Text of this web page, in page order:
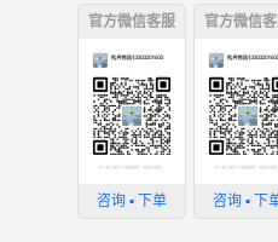
官方微信客服
咨询 ▪ 下单
官方微信
咨询 ▪ 下